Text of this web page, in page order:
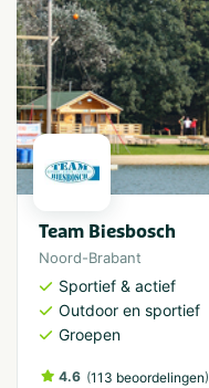
Team Biesbosch
Noord-Brabant
Sportief & actief
Outdoor en sportief
Groepen
4.6 (113 beoordelingen)